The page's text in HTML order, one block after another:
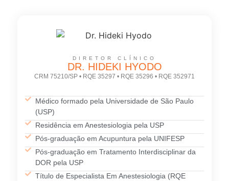
DIRETOR CLÍNICO
DR. HIDEKI HYODO
CRM 75210/SP • RQE 35297 • RQE 35296 • RQE 352971
Médico formado pela Universidade de São Paulo
(USP)
Residência em Anestesiologia pela USP
Pós-graduação em Acupuntura pela UNIFESP
Pós-graduação em Tratamento Interdisciplinar da
DOR pela USP
Título de Especialista Em Anestesiologia (RQE